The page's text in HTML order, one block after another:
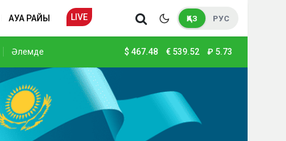
АУА РАЙЫ LIVE ҚАЗ РУС
Әлемде $ 467.48 € 539.52 ₽ 5.73